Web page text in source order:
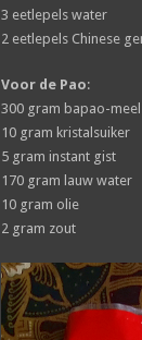
3 eetlepels water
2 eetlepels Chinese
Voor de Pao:
300 gram bapao-
10 gram kristalsuiker
5 gram instant gist
170 gram lauw water
10 gram olie
2 gram zout